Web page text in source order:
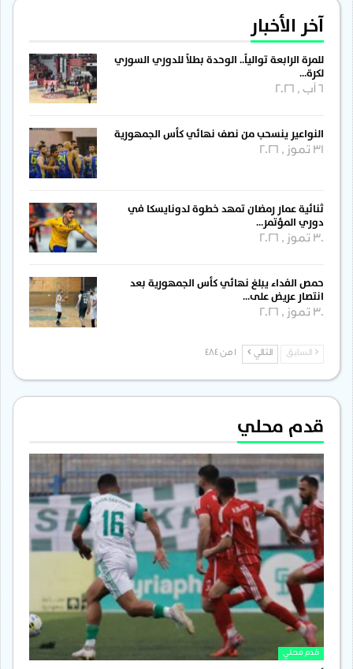
آخر الأخبار
للمرة الرابعة توالياً.. الوحدة بطلاً للدوري السوري
لكرة…
النواعير ينسحب من نصف نهائي كأس الجمهورية
31 تموز , 2026
ثنائية عمار رمضان تمهد خطوة لدونايسكا في
دوري المؤتمر…
30 تموز , 2026
حمص الفداء يبلغ نهائي كأس الجمهورية بعد
انتصار عريض على…
30 تموز , 2026
السابق التالي
قدم محلي
قدم محلي